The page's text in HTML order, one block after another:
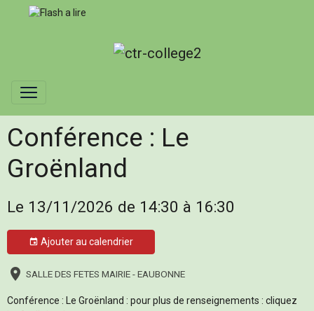
Conférence : Le
Groënland
Le 13/11/2026 de 14:30 à 16:30
Ajouter au calendrier
SALLE DES FETES MAIRIE - EAUBONNE
Conférence : Le Groënland : pour plus de renseignements : cliquez